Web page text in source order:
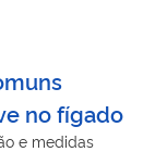
no fígado
e medidas